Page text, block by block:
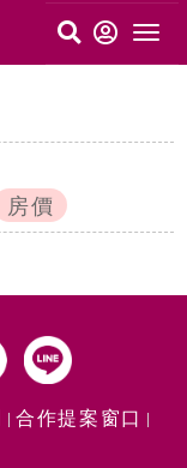
房價
合作提案窗口